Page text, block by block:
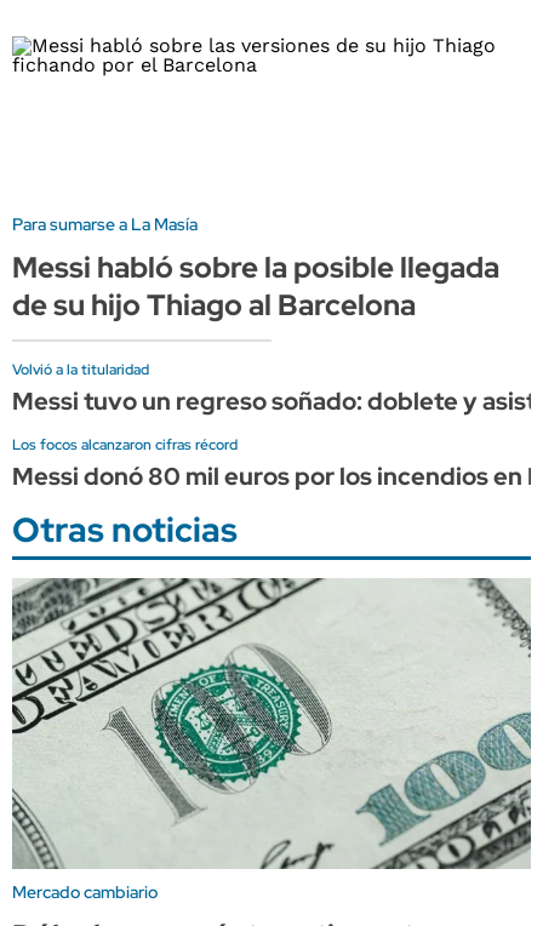
Para sumarse a La Masía
Messi habló sobre la posible llegada
de su hijo Thiago al Barcelona
Volvió a la titularidad
Messi tuvo un regreso soñado: doblete y
Los focos alcanzaron cifras récord
Messi donó 80 mil euros por los incendios en
Otras noticias
Mercado cambiario